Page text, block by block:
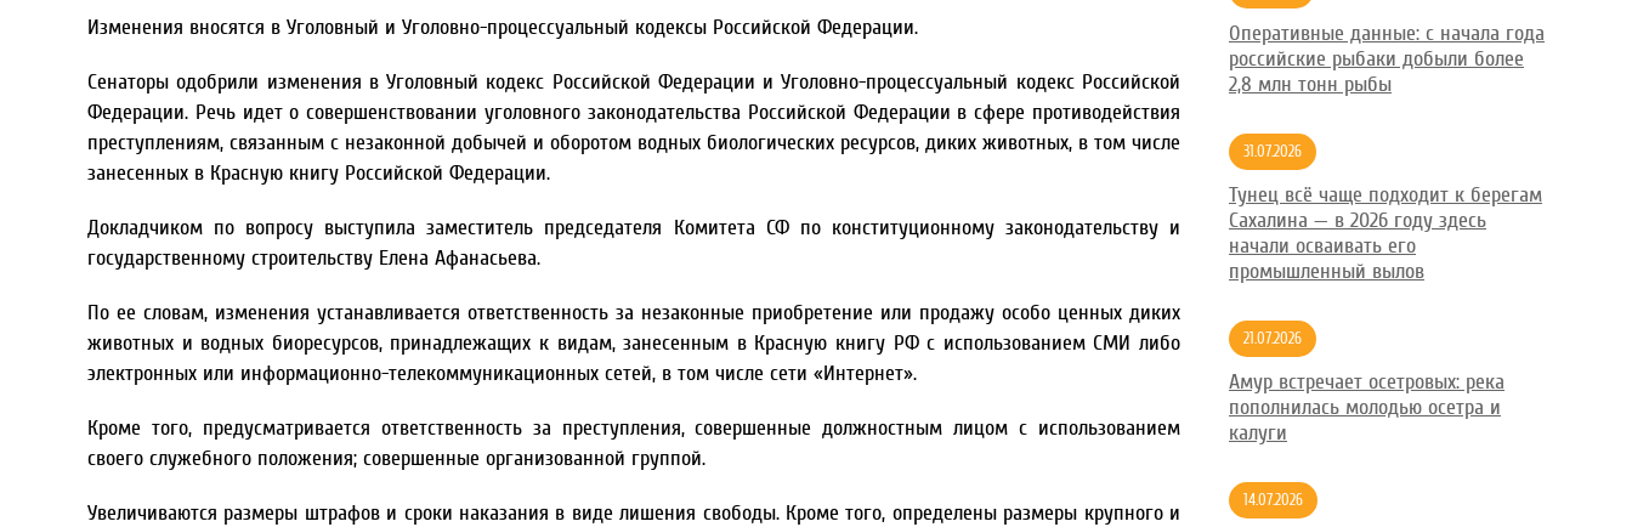
Изменения вносятся в Уголовный и Уголовно-процессуальный кодексы Российской Федерации.
Сенаторы одобрили изменения в Уголовный кодекс Российской Федерации и Уголовно-процессуальный кодекс Российской
Федерации. Речь идет о совершенствовании уголовного законодательства Российской Федерации в сфере противодействия
преступлениям, связанным с незаконной добычей и оборотом водных биологических ресурсов, диких животных, в том числе
занесенных в Красную книгу Российской Федерации.
Докладчиком по вопросу выступила заместитель председателя Комитета СФ по конституционному законодательству и
государственному строительству Елена Афанасьева.
По ее словам, изменения устанавливается ответственность за незаконные приобретение или продажу особо ценных диких
животных и водных биоресурсов, принадлежащих к видам, занесенным в Красную книгу РФ с использованием СМИ либо
электронных или информационно-телекоммуникационных сетей, в том числе сети «Интернет».
Кроме того, предусматривается ответственность за преступления, совершенные должностным лицом с использованием
своего служебного положения; совершенные организованной группой.
Увеличиваются размеры штрафов и сроки наказания в виде лишения свободы. Кроме того, определены размеры крупного и
Оперативные данные: с начала года
российские рыбаки добыли более
2,8 млн тонн рыбы
31.07.2026
Тунец всё чаще подходит к берегам
Сахалина — в 2026 году здесь
начали осваивать его
промышленный вылов
21.07.2026
Амур встречает осетровых: река
пополнилась молодью осетра и
калуги
14.07.2026